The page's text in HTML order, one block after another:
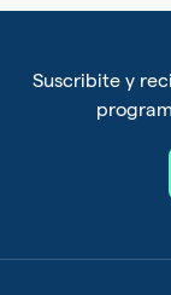
Suscribite y